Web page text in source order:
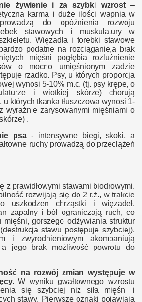
żywienie i za szybki wzrost–
karma i duże ilości wapnia w
do opóźnienia rozwoju
stawowych i muskulatury w
Więzadła i torebki stawowe
podatne na rozciąganie,a brak
mięśni pogłębia rozluźnienie
o mocno umięśnionym zadzie
rzadko. Psy, u których proporcja
wynosi 5-10% m.c. (tj. psy krępe, o
i wiotkiej skórze) chorują
u których tkanka tłuszczowa wynosi 1-
wyraźnie zarysowanymi mięśniami o
.
psa- intensywne biegi, skoki, a
ruchy prowadzą do przeciążeń
z prawidłowymi stawami biodrowymi.
rozwijają się do 2 r.ż., w trakcie
uszkodzeń chrząstki i więzadeł.
zapalny i ból ograniczają ruch, co
mięśni, gorszego odżywiania struktur
stawu postępuje szybciej).
i zwyrodnieniowym akompaniują
a jego brak możliwość powrotu do
na rozwój zmian występuje w
W wyniku gwałtownego wzrostu
się szybciej niż siła mięśni i
stawy. Pierwsze oznaki pojawiają